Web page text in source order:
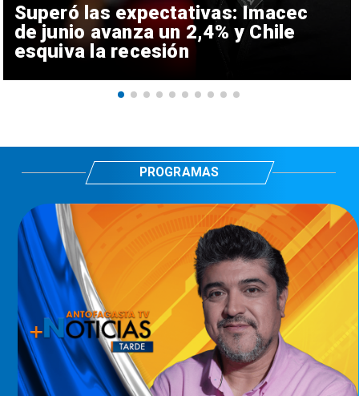
Superó las expectativas: Imacec
de junio avanza un 2,4% y Chile
esquiva la recesión
PROGRAMAS